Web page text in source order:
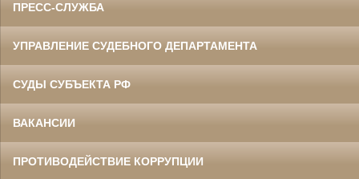
ПРЕСС-СЛУЖБА
УПРАВЛЕНИЕ СУДЕБНОГО ДЕПАРТАМЕНТА
СУДЫ СУБЪЕКТА РФ
ВАКАНСИИ
ПРОТИВОДЕЙСТВИЕ КОРРУПЦИИ